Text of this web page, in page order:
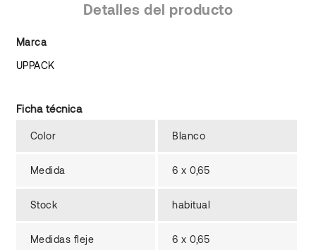
Detalles del producto
Marca
UPPACK
Ficha técnica
Color Blanco
Medida 6 x 0,65
Stock habitual
Medidas fleje 6 x 0,65